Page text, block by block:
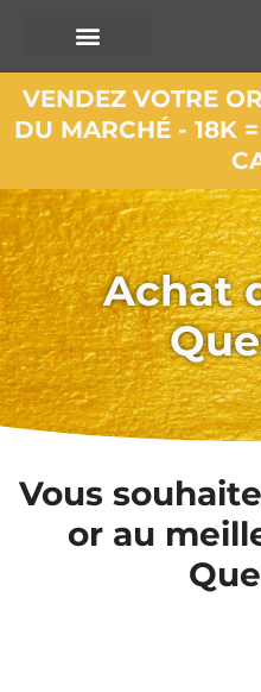
VENDEZ VOTRE
DU MARCHÉ - 18K
Achat
Vous
or au